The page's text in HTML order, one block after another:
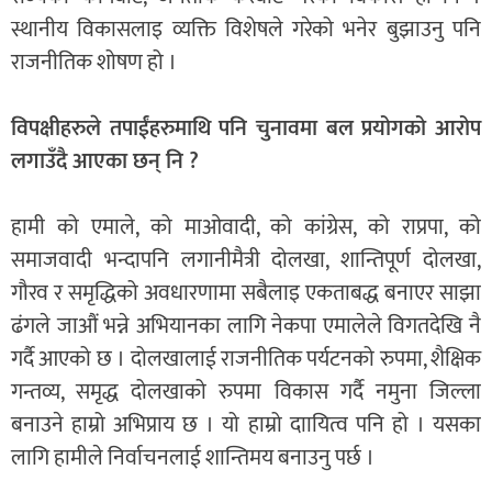
स्थानीय विकासलाइ व्यक्ति विशेषले गरेको भनेर बुझाउनु पनि
राजनीतिक शोषण हो ।
विपक्षीहरुले तपाईंहरुमाथि पनि चुनावमा बल प्रयोगको आरोप
लगाउँदै आएका छन् नि ?
हामी को एमाले, को माओवादी, को कांग्रेस, को राप्रपा, को
समाजवादी भन्दापनि लगानीमैत्री दोलखा, शान्तिपूर्ण दोलखा,
गौरव र समृद्धिको अवधारणामा सबैलाइ एकताबद्ध बनाएर साझा
ढंगले जाऔं भन्ने अभियानका लागि नेकपा एमालेले विगतदेखि नै
गर्दै आएको छ । दोलखालाई राजनीतिक पर्यटनको रुपमा, शैक्षिक
गन्तव्य, समृद्ध दोलखाको रुपमा विकास गर्दै नमुना जिल्ला
बनाउने हाम्रो अभिप्राय छ । यो हाम्रो दाायित्व पनि हो । यसका
लागि हामीले निर्वाचनलाई शान्तिमय बनाउनु पर्छ ।